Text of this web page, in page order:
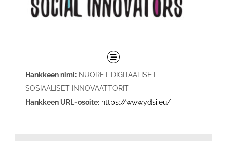
Hankkeen nimi:NUORET DIGITAALISET
SOSIAALISET INNOVAATTORIT
Hankkeen URL-osoite:https://www.ydsi.eu/